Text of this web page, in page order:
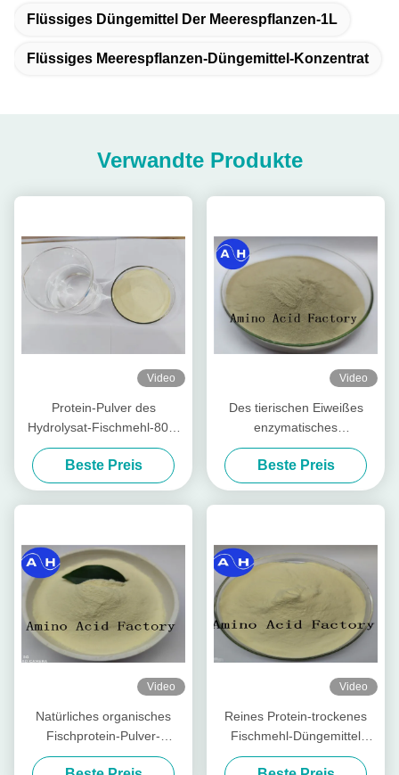
Flüssiges Düngemittel Der Meerespflanzen-1L
Flüssiges Meerespflanzen-Düngemittel-Konzentrat
Verwandte Produkte
Video
Protein-Pulver des
Hydrolysat-Fischmehl-80%
extrahiert der Tasche 50lb
von der Kabeljau-(15-1-1)
Beste Preis
Video
Des tierischen Eiweißes
enzymatisches
wasserlösliches Düngemittel
des Aminosäure-Pulver-
Stickstoff-14-0-0
Beste Preis
Video
Natürliches organisches
Fischprotein-Pulver-
Hydrolysat-Düngemittel
Video
Reines Protein-trockenes
Fischmehl-Düngemittel
extrahiert vom Kabeljau-